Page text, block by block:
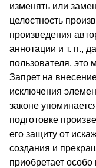
изменять или
целостность
произ­ведения
аннотации и т. п.,
пользователя, это
Запрет на
исключения
законе
подготовке
его защиту от
создания и
приобретает